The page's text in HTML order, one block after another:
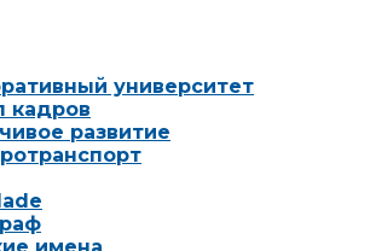
университет
кадров
развитие